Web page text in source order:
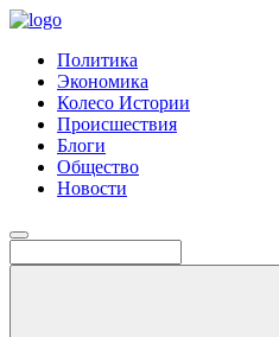
Политика
Экономика
Колесо Истории
Происшествия
Блоги
Общество
Новости